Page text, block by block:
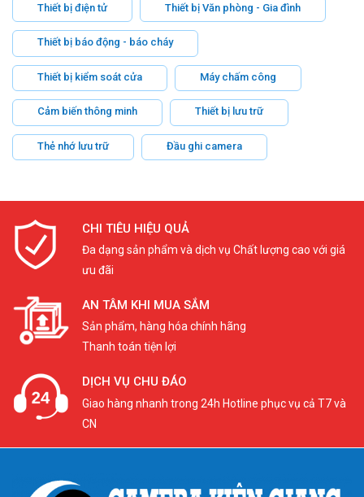
Thiết bị điện tử Thiết bị Văn phòng - Gia đình
Thiết bị báo động - báo cháy
Thiết bị kiểm soát cửa Máy chấm công
Cảm biến thông minh Thiết bị lưu trữ
Thẻ nhớ lưu trữ Đầu ghi camera
CHI TIÊU HIỆU QUẢ
Đa dạng sản phẩm và dịch vụ Chất lượng cao với giá
ưu đãi
AN TÂM KHI MUA SẮM
Sản phẩm, hàng hóa chính hãng
Thanh toán tiện lợi
DỊCH VỤ CHU ĐÁO
Giao hàng nhanh trong 24h Hotline phục vụ cả T7 và
CN